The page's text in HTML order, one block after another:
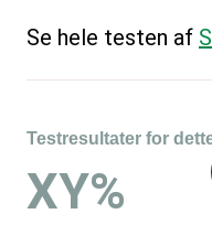
Se hele testen af
Testresultater for
XY%